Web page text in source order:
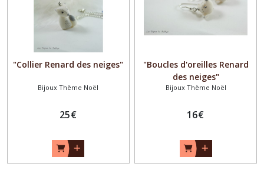
"Collier Renard des neiges"
Bijoux Thème Noël
25€
"Boucles d'oreilles Renard
des neiges"
Bijoux Thème Noël
16€